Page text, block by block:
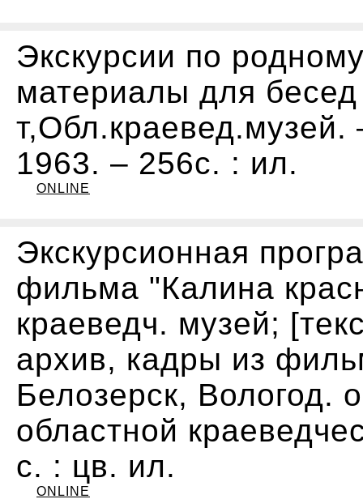
Экскурсии по
материалы для
т,Обл.краевед.музей.
1963. – 256с. : ил.
ONLINE
Экскурсионная
фильма "Калина
краеведч. музей;
архив, кадры из
Белозерск, Вологод.
областной
с. : цв. ил.
ONLINE